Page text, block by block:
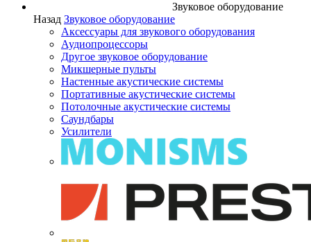
Звуковое оборудование
Назад Звуковое оборудование
Аксессуары для звукового оборудования
Аудиопроцессоры
Другое звуковое оборудование
Микшерные пульты
Настенные акустические системы
Портативные акустические системы
Потолочные акустические системы
Саундбары
Усилители